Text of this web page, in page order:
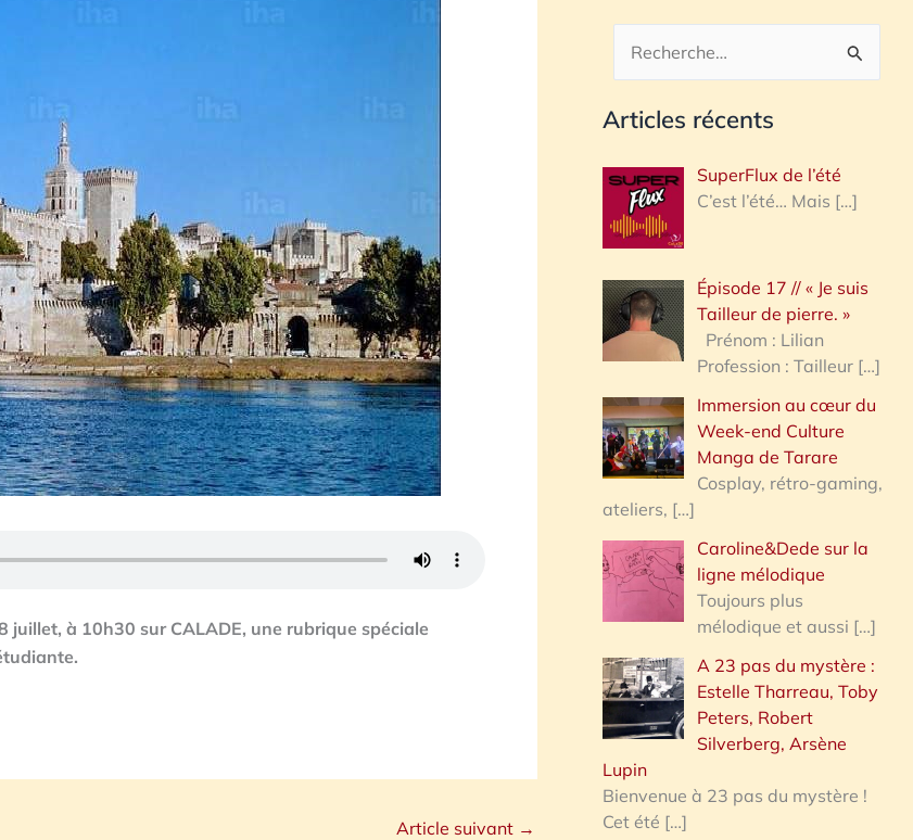
juillet, à 10h30 sur CALADE, une rubrique spéciale
Article suivant →
c
h
r
h
e
:
Articles récents
SuperFlux de l’été
C’est l’été… Mais […]
Épisode 17 // « Je suis
Tailleur de pierre. »
Prénom : Lilian
Profession : Tailleur […]
Immersion au cœur du
Week-end Culture
Manga de Tarare
Cosplay, rétro-gaming,
ateliers, […]
Caroline&Dede sur la
ligne mélodique
Toujours plus
mélodique et aussi […]
A 23 pas du mystère :
Estelle Tharreau, Toby
Peters, Robert
Silverberg, Arsène
Lupin
Bienvenue à 23 pas du mystère !
Cet été […]